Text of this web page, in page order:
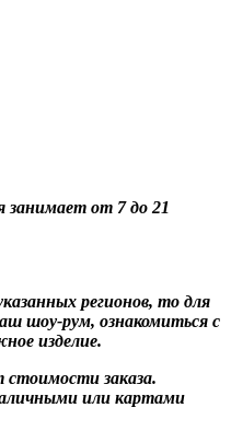
занимает от 7 до 21
регионов, то для
шоу-рум, ознакомиться с
изделие.
стоимости заказа.
или картами